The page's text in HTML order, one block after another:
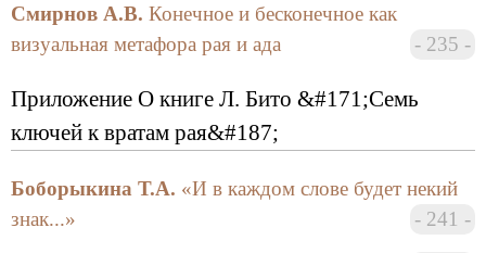
Координация работы по подготовке
(совместно с МГУ)
Подготовка учебного пособия «Религии мира»
для Издательства Санкт-Петербургского
университета (2003)
Подготовка международной научной
Смирнов А.В. Конечное и бесконечное как
визуальная метафора рая и ада
235
Приложение О книге Л. Бито &#171;Семь
ключей к вратам рая&#187;
Боборыкина Т.А. «И в каждом слове будет некий
знак...»
241